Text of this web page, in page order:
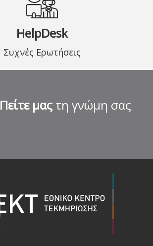
HelpDesk
Συχνές Ερωτήσεις
Πείτε μας τη γνώμη σας